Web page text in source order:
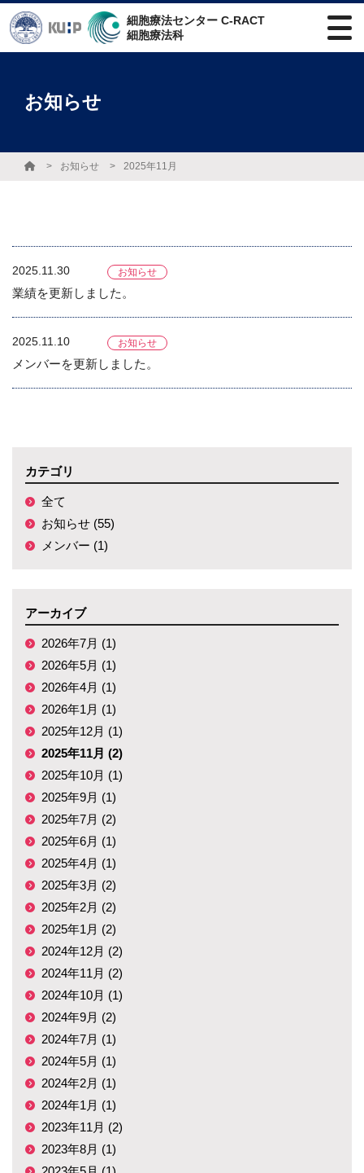
細胞療法センター C-RACT
細胞療法科
お知らせ
お知らせ 2025年11月
2025.11.30 お知らせ
業績を更新しました。
2025.11.10 お知らせ
メンバーを更新しました。
カテゴリ
全て
お知らせ (55)
メンバー (1)
アーカイブ
2026年7月 (1)
2026年5月 (1)
2026年4月 (1)
2026年1月 (1)
2025年12月 (1)
2025年11月 (2)
2025年10月 (1)
2025年9月 (1)
2025年7月 (2)
2025年6月 (1)
2025年4月 (1)
2025年3月 (2)
2025年2月 (2)
2025年1月 (2)
2024年12月 (2)
2024年11月 (2)
2024年10月 (1)
2024年9月 (2)
2024年7月 (1)
2024年5月 (1)
2024年2月 (1)
2024年1月 (1)
2023年11月 (2)
2023年8月 (1)